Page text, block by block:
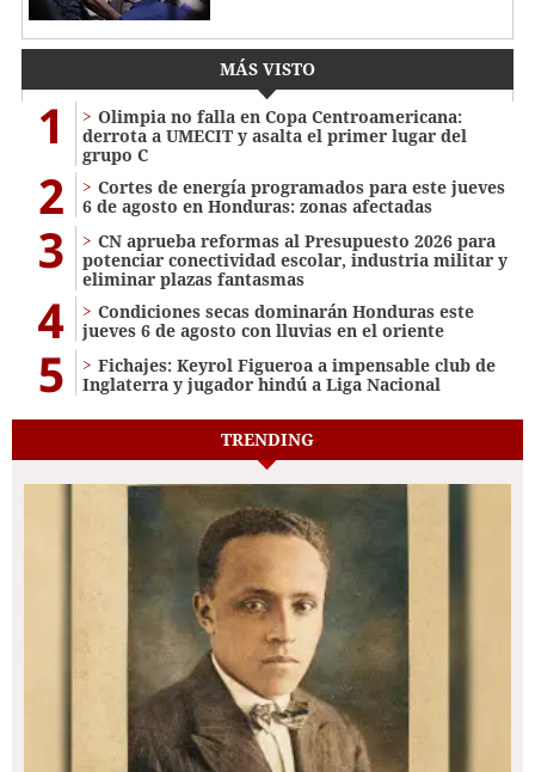
MÁS VISTO
1
Olimpia no falla en Copa Centroamericana:
derrota a UMECIT y asalta el primer lugar del
grupo C
2
Cortes de energía programados para este jueves
6 de agosto en Honduras: zonas afectadas
3
CN aprueba reformas al Presupuesto 2026 para
potenciar conectividad escolar, industria militar y
eliminar plazas fantasmas
4
Condiciones secas dominarán Honduras este
jueves 6 de agosto con lluvias en el oriente
5
Fichajes: Keyrol Figueroa a impensable club de
Inglaterra y jugador hindú a Liga Nacional
TRENDING